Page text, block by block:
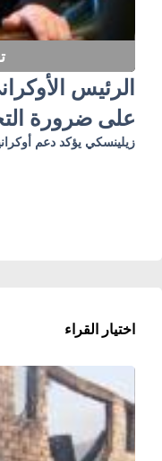
الرئيس
على ضرورة
زيلينسكي يؤكد دعم
اختيار القراء